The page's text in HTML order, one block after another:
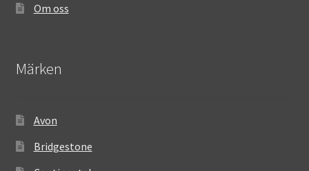
Om oss
Märken
Avon
Bridgestone